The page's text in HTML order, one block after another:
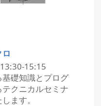
15:15
礎知識とプログ
クニカルセミナ
ます。